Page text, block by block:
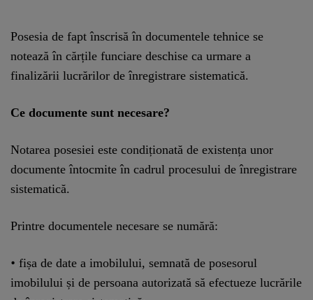
Posesia de fapt înscrisă în documentele tehnice se
notează în cărțile funciare deschise ca urmare a
finalizării lucrărilor de înregistrare sistematică.
Ce documente sunt necesare?
Notarea posesiei este condiționată de existența unor
documente întocmite în cadrul procesului de înregistrare
sistematică.
Printre documentele necesare se numără:
• fișa de date a imobilului, semnată de posesorul
imobilului și de persoana autorizată să efectueze lucrările